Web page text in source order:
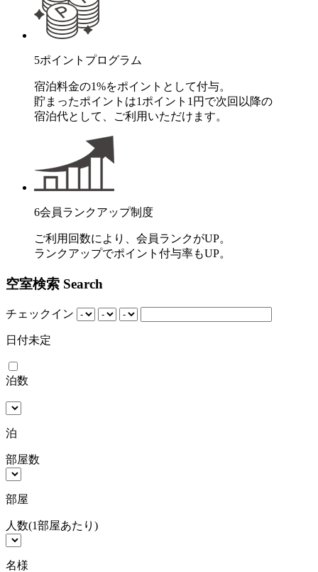
5ポイントプログラム
宿泊料金の1%をポイントとして付与。
貯まったポイントは1ポイント1円で次回以降の
宿泊代として、ご利用いただけます。
6会員ランクアップ制度
ご利用回数により、会員ランクがUP。
ランクアップでポイント付与率もUP。
空室検索 Search
チェックイン
日付未定
泊数
泊
部屋数
部屋
人数(1部屋あたり)
名様